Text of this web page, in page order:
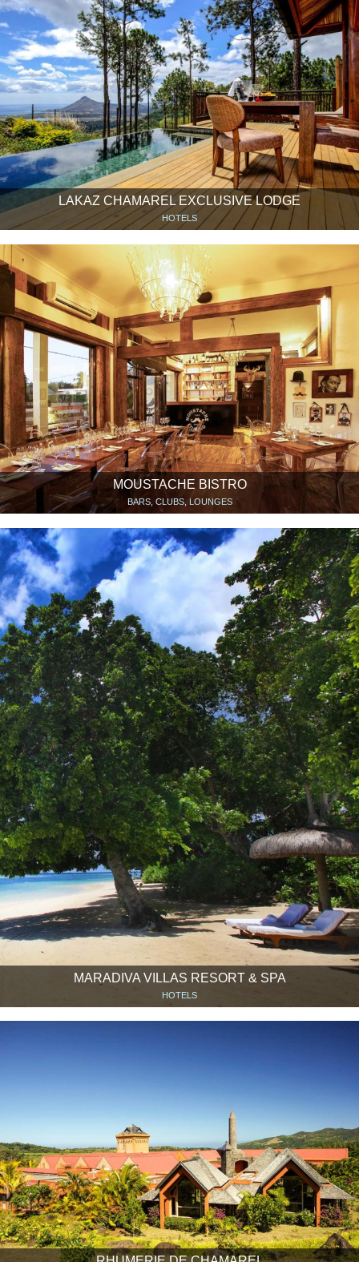
LAKAZ CHAMAREL EXCLUSIVE LODGE
HOTELS
MOUSTACHE BISTRO
BARS, CLUBS, LOUNGES
MARADIVA VILLAS RESORT & SPA
HOTELS